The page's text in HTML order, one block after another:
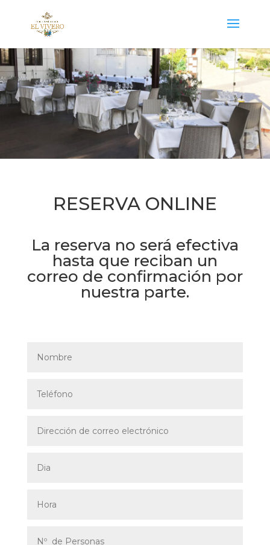
RESERVA ONLINE
La reserva no será efectiva
hasta que reciban un
correo de confirmación por
nuestra parte.